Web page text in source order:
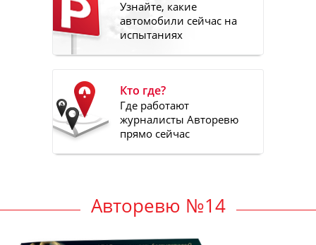
Узнайте, какие
автомобили сейчас на
испытаниях
Кто где?
Где работают
журналисты Авторевю
прямо сейчас
Авторевю №14